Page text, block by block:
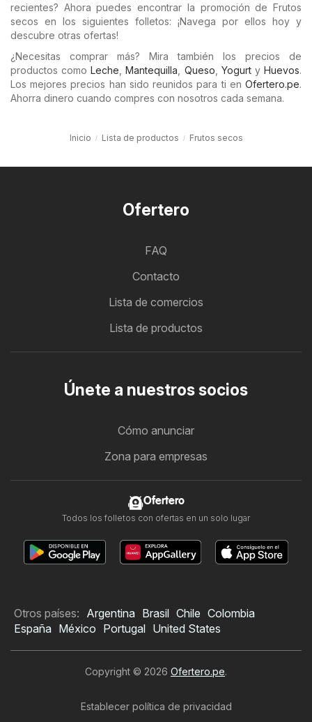
recientes? Ahora puedes encontrar la promoción de Frutos
secos en los siguientes folletos: ¡Navega por ellos hoy y
descubre otras ofertas!
¿Necesitas comprar más? Mira también los precios de
productos comoLeche ,Mantequilla Queso YogurtyHuevos.
Los mejores precios han sido reunidos para ti en Ofertero.pe.
Ahorra dinero cuando compres con nosotros cada semana.
Inicio Lista de productos Frutos secos
Ofertero
FAQ
Contacto
Lista de comercios
Lista de productos
Únete a nuestros socios
Cómo anunciar
Zona para empresas
Ofertero
Todos los folletos con ofertas en un solo lugar
Otros países: Argentina Brasil Chile Colombia
España México Portugal United States
Copyright © 2026 Ofertero.pe.
Establecer política de privacidad